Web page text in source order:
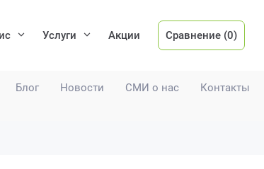
Блог Новости СМИ о нас Контакты
Услуги Акции Сравнение (0)